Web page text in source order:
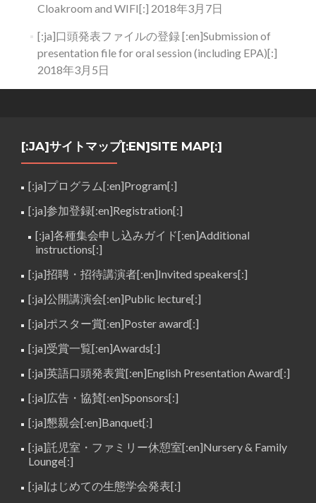
Cloakroom and WIFI[:] 2018年3月7日
[:ja]口頭発表ファイルの登録 [:en]Submission of
presentation file for oral session (including EPA)[:]
2018年3月5日
[:JA]サイトマップ[:EN]SITE MAP[:]
[:ja]プログラム[:en]Program[:]
[:ja]参加登録[:en]Registration[:]
[:ja]各種集会申し込みガイド[:en]Additional
instructions[:]
[:ja]招聘・招待講演者[:en]Invited speakers[:]
[:ja]公開講演会[:en]Public lecture[:]
[:ja]ポスター賞[:en]Poster award[:]
[:ja]受賞一覧[:en]Awards[:]
[:ja]英語口頭発表賞[:en]English Presentation Award[:]
[:ja]広告・協賛[:en]Sponsors[:]
[:ja]懇親会[:en]Banquet[:]
[:ja]託児室・ファミリー休憩室[:en]Nursery & Family
Lounge[:]
[:ja]はじめての生態学会発表[:]